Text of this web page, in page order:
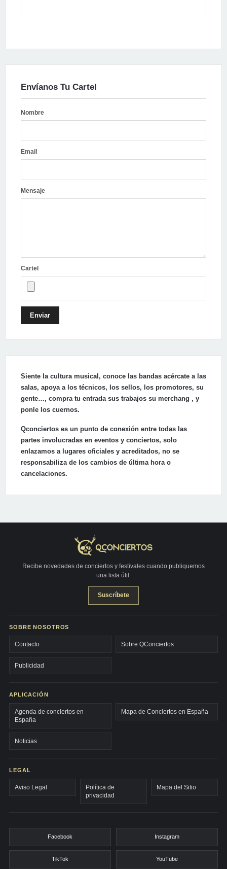
Envíanos Tu Cartel
Nombre
Email
Mensaje
Cartel
Enviar
Siente la cultura musical, conoce las bandas acércate a las
salas, apoya a los técnicos, los sellos, los promotores, su
gente…, compra tu entrada sus trabajos su merchang , y
ponle los cuernos.
Qconciertos es un punto de conexión entre todas las
partes involucradas en eventos y conciertos, solo
enlazamos a lugares oficiales y acreditados, no se
responsabiliza de los cambios de última hora o
cancelaciones.
Recibe novedades de conciertos y festivales cuando publiquemos
una lista útil.
Suscríbete
SOBRE NOSOTROS
Contacto Sobre QConciertos
Publicidad
APLICACIÓN
Agenda de conciertos en
España
Mapa de Conciertos en España
Noticias
LEGAL
Aviso Legal
Política de
privacidad
Mapa del Sitio
Facebook Instagram
TikTok YouTube